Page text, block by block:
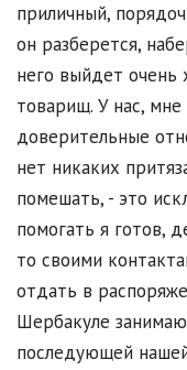
приличный,
он разберется,
него выйдет очень
товарищ. У нас,
доверительные
нет никаких
помешать, - это
помогать я готов,
то своими
отдать в
Шербакуле
последующей